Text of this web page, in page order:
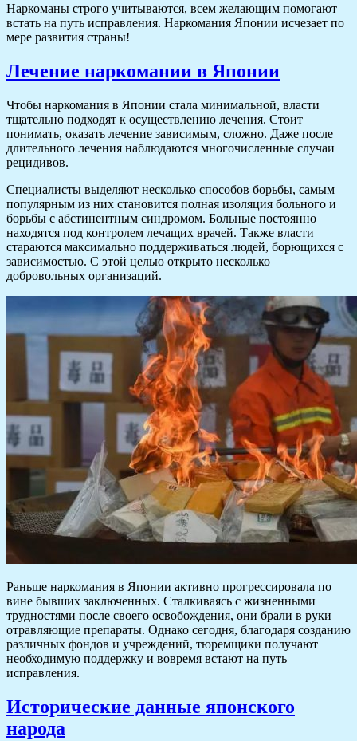
Наркоманы строго учитываются, всем желающим помогают
встать на путь исправления. Наркомания Японии исчезает по
мере развития страны!
Лечение наркомании в Японии
Чтобы наркомания в Японии стала минимальной, власти
тщательно подходят к осуществлению лечения. Стоит
понимать, оказать лечение зависимым, сложно. Даже после
длительного лечения наблюдаются многочисленные случаи
рецидивов.
Специалисты выделяют несколько способов борьбы, самым
популярным из них становится полная изоляция больного и
борьбы с абстинентным синдромом. Больные постоянно
находятся под контролем лечащих врачей. Также власти
стараются максимально поддерживаться людей, борющихся с
зависимостью. С этой целью открыто несколько
добровольных организаций.
Раньше наркомания в Японии активно прогрессировала по
вине бывших заключенных. Сталкиваясь с жизненными
трудностями после своего освобождения, они брали в руки
отравляющие препараты. Однако сегодня, благодаря созданию
различных фондов и учреждений, тюремщики получают
необходимую поддержку и вовремя встают на путь
исправления.
Исторические данные японского
народа